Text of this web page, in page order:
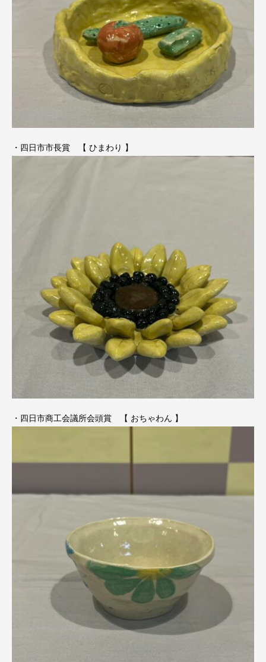
・四日市市長賞 【 ひまわり 】
・四日市商工会議所会頭賞 【 おちゃわん 】